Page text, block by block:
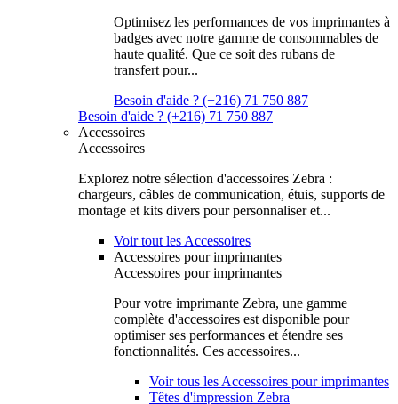
Optimisez les performances de vos imprimantes à
badges avec notre gamme de consommables de
haute qualité. Que ce soit des rubans de
transfert pour...
Besoin d'aide ? (+216) 71 750 887
Besoin d'aide ? (+216) 71 750 887
Accessoires
Accessoires
Explorez notre sélection d'accessoires Zebra :
chargeurs, câbles de communication, étuis, supports de
montage et kits divers pour personnaliser et...
Voir tout les Accessoires
Accessoires pour imprimantes
Accessoires pour imprimantes
Pour votre imprimante Zebra, une gamme
complète d'accessoires est disponible pour
optimiser ses performances et étendre ses
fonctionnalités. Ces accessoires...
Voir tous les Accessoires pour imprimantes
Têtes d'impression Zebra